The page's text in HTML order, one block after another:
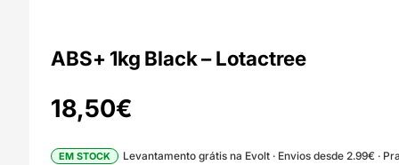
ABS+ 1kg Black – Lotactree
18,50€
EM STOCK
Levantamento grátis na Evolt · Envios desde 2.99€ ·